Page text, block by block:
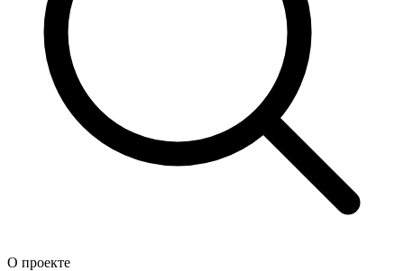
О проекте